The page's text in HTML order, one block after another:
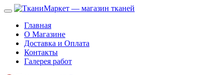
Главная
О Магазине
Доставка и Оплата
Контакты
Галерея работ